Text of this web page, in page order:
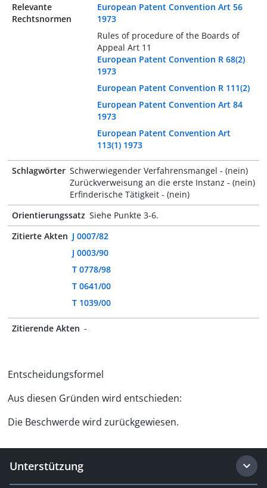
Relevante
Rechtsnormen
European Patent Convention Art 56
1973
Rules of procedure of the Boards of
Appeal Art 11
European Patent Convention R 68(2)
1973
European Patent Convention R 111(2)
European Patent Convention Art 84
1973
European Patent Convention Art
113(1) 1973
Schlagwörter Schwerwiegender Verfahrensmangel - (nein)
Zurückverweisung an die erste Instanz - (nein)
Erfinderische Tätigkeit - (nein)
Orientierungssatz Siehe Punkte 3-6.
Zitierte Akten J 0007/82
J 0003/90
T 0778/98
T 0641/00
T 1039/00
Zitierende Akten -
Entscheidungsformel
Aus diesen Gründen wird entschieden:
Die Beschwerde wird zurückgewiesen.
Unterstützung